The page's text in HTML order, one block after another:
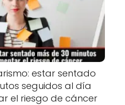
estar sentado
seguidos al día
el riesgo de cáncer